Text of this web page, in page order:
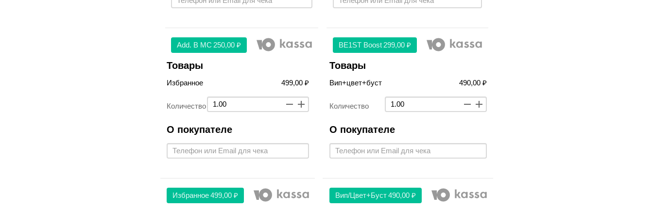
Аdd. В МС 250,00 ₽ BE1ST Boost 299,00 ₽
Товары
Избранное 499,00 ₽
Количество
О покупателе
Избранное 499,00 ₽
Товары
Вип+цвет+буст 490,00 ₽
Количество
О покупателе
Вип/цвет+буст 490,00 ₽